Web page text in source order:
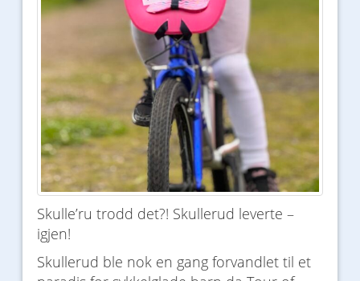
Skulle’ru trodd det?! Skullerud leverte –
igjen!
Skullerud ble nok en gang forvandlet til et